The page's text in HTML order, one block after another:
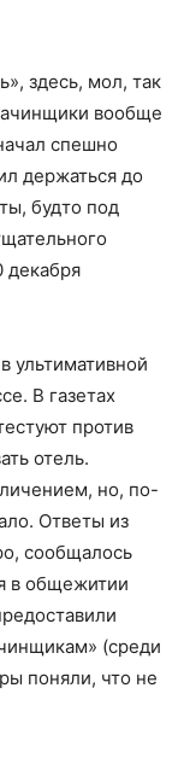
здесь, мол, так
вообще
спешно
держаться до
будто под
декабря
ультимативной
В газетах
против
отель.
но, по-
Ответы из
сообщалось
в общежитии
(среди
поняли, что не